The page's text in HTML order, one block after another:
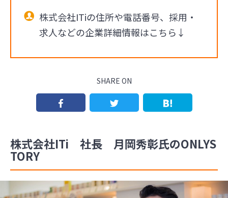
株式会社ITiの住所や電話番号、採用・
求人などの企業詳細情報はこちら↓
SHARE ON
株式会社ITi 社長 月岡秀彰氏のONLYS
TORY